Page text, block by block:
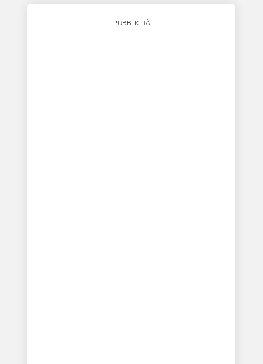
PUBBLICITÀ